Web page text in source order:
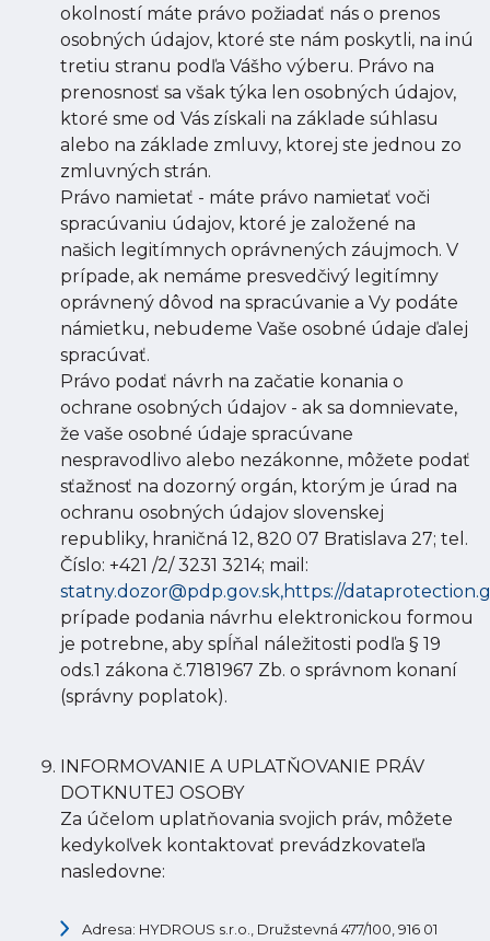
okolností máte právo požiadať nás o prenos
osobných údajov, ktoré ste nám poskytli, na inú
tretiu stranu podľa Vášho výberu. Právo na
prenosnosť sa však týka len osobných údajov,
ktoré sme od Vás získali na základe súhlasu
alebo na základe zmluvy, ktorej ste jednou zo
zmluvných strán.
Právo namietať - máte právo namietať voči
spracúvaniu údajov, ktoré je založené na
našich legitímnych oprávnených záujmoch. V
prípade, ak nemáme presvedčivý legitímny
oprávnený dôvod na spracúvanie a Vy podáte
námietku, nebudeme Vaše osobné údaje ďalej
spracúvať.
Právo podať návrh na začatie konania o
ochrane osobných údajov - ak sa domnievate,
že vaše osobné údaje spracúvane
nespravodlivo alebo nezákonne, môžete podať
sťažnosť na dozorný orgán, ktorým je úrad na
ochranu osobných údajov slovenskej
republiky, hraničná 12, 820 07 Bratislava 27; tel.
Číslo: +421 /2/ 3231 3214; mail:
statny.dozor@pdp.gov.sk,https://
prípade podania návrhu elektronickou formou
je potrebne, aby spĺňal náležitosti podľa § 19
ods.1 zákona č.7181967 Zb. o správnom konaní
(správny poplatok).
INFORMOVANIE A UPLATŇOVANIE PRÁV
DOTKNUTEJ OSOBY
Za účelom uplatňovania svojich práv, môžete
kedykoľvek kontaktovať prevádzkovateľa
nasledovne:
Adresa: HYDROUS s.r.o., Družstevná 477/100, 916 01